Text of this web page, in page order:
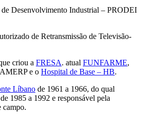
de Desenvolvimento Industrial – PRODEI
de Retransmissão de Televisão-
criou a FRESA. atual FUNFARME,
e o Hospital de Base – HB.
Líbano de 1961 a 1966, do qual
1985 a 1992 e responsável pela
campo.